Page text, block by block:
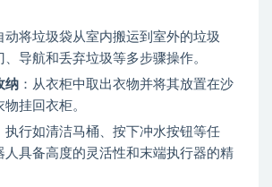
动将垃圾袋从室内搬运到室外的垃圾
导航和丢弃垃圾等多步骤操作。
纳 ：从衣柜中取出衣物并将其放置在沙
挂回衣柜。
执行如清洁马桶、按下冲水按钮等任
人具备高度的灵活性和末端执行器的精